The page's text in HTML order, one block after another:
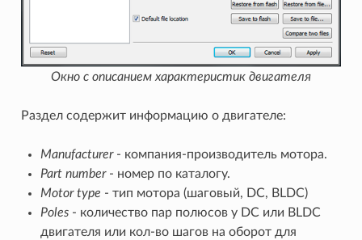
Окно с описанием характеристик двигателя
Раздел содержит информацию о двигателе:
Manufacturer- компания-производитель мотора.
Part number- номер по каталогу.
Motor type - тип мотора (шаговый, DC, BLDC)
Poles- количество пар полюсов у DС или BLDC
двигателя или кол-во шагов на оборот для